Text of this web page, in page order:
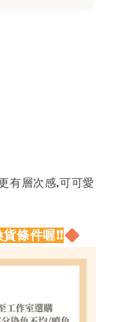
有層次感,可可愛
條件喔!!